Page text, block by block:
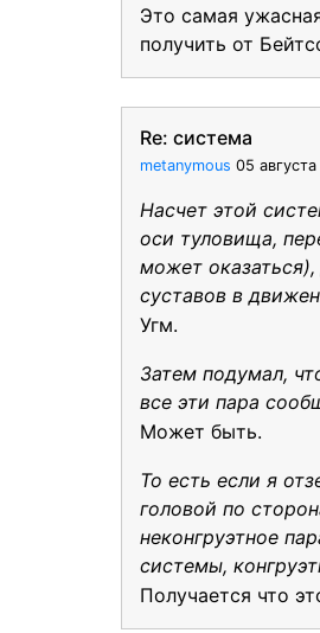
Это самая
получить от
Re: система
metanymous 05
Насчет этой
оси туловища,
может
суставов в
Угм.
Затем подумал,
все эти пара
Может быть.
То есть если я
головой по
неконгруэтное
системы,
Получается что